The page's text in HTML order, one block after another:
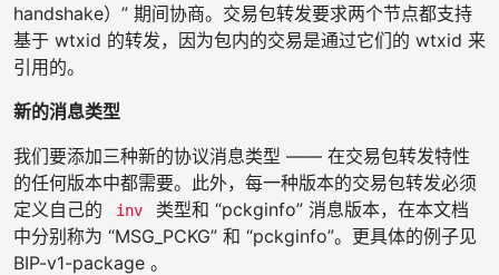
handshake）” 期间协商。交易包转发要求两个节点都支持
基于 wtxid 的转发，因为包内的交易是通过它们的 wtxid 来
引用的。
新的消息类型
我们要添加三种新的协议消息类型 —— 在交易包转发特性
的任何版本中都需要。此外，每一种版本的交易包转发必须
定义自己的
inv
类型和 “pckginfo” 消息版本，在本文档
中分别称为 “MSG_PCKG” 和 “pckginfo”。更具体的例子见
BIP-v1-package 。